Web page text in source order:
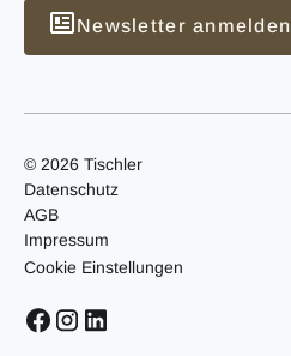
Newsletter anmelden
© 2026 Tischler
Datenschutz
AGB
Impressum
Cookie Einstellungen